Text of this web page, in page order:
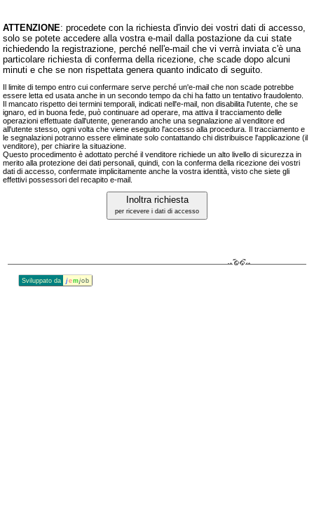
ATTENZIONE: procedete con la richiesta d'invio dei vostri dati di accesso,
solo se potete accedere alla vostra e‑mail dalla postazione da cui state
richiedendo la registrazione, perché nell'e‑mail che vi verrà inviata c'è una
particolare richiesta di conferma della ricezione, che scade dopo alcuni
minuti e che se non rispettata genera quanto indicato di seguito.
Il limite di tempo entro cui confermare serve perché un'e‑mail che non scade potrebbe
essere letta ed usata anche in un secondo tempo da chi ha fatto un tentativo fraudolento.
Il mancato rispetto dei termini temporali, indicati nell'e‑mail, non disabilita l'utente, che se
ignaro, ed in buona fede, può continuare ad operare, ma attiva il tracciamento delle
operazioni effettuate dall'utente, generando anche una segnalazione al venditore ed
all'utente stesso, ogni volta che viene eseguito l'accesso alla procedura. Il tracciamento e
le segnalazioni potranno essere eliminate solo contattando chi distribuisce l'applicazione (il
venditore), per chiarire la situazione.
Questo procedimento è adottato perché il venditore richiede un alto livello di sicurezza in
merito alla protezione dei dati personali, quindi, con la conferma della ricezione dei vostri
dati di accesso, confermate implicitamente anche la vostra identità, visto che siete gli
effettivi possessori del recapito e‑mail.
Inoltra richiesta
per ricevere i dati di accesso
Sviluppato da jemjob